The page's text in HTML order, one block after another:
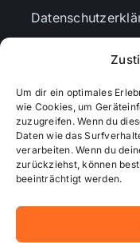
Um dir ein optimales
wie Cookies, um
zuzugreifen. Wenn du
Daten wie das
verarbeiten. Wenn du
zurückziehst, können
beeinträchtigt werden.
Cookie-Richtlinie
Mediendaten
© 2026 -